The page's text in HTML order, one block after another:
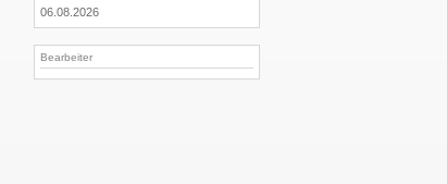
06.08.2026
Bearbeiter